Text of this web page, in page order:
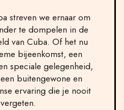
streven we ernaar om
te dompelen in de
van Cuba. Of het nu
bijeenkomst, een
speciale gelegenheid,
buitengewone en
ervaring die je nooit